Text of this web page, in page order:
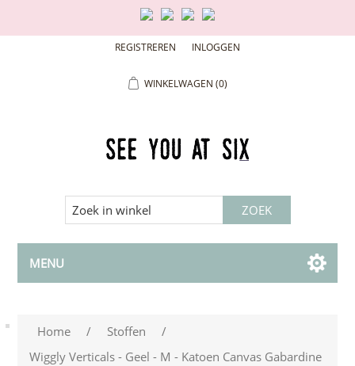
REGISTREREN INLOGGEN
WINKELWAGEN (0)
MENU
Home / Stoffen
/
Wiggly Verticals - Geel - M - Katoen Canvas Gabardine